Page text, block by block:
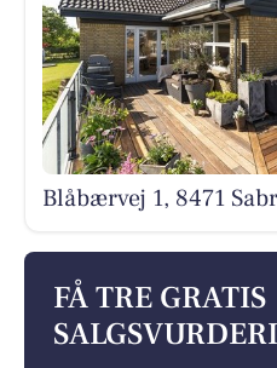
Blåbærvej 1, 8471
FÅ TRE GRATIS